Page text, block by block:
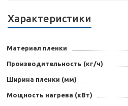
Характеристики
Материал пленки
Производительность (кг/ч)
Ширина пленки (мм)
Мощность нагрева (кВт)